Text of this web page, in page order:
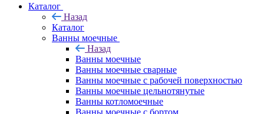
Каталог
Назад
Каталог
Ванны моечные
Назад
Ванны моечные
Ванны моечные сварные
Ванны моечные с рабочей поверхностью
Ванны моечные цельнотянутые
Ванны котломоечные
Ванны моечные с бортом